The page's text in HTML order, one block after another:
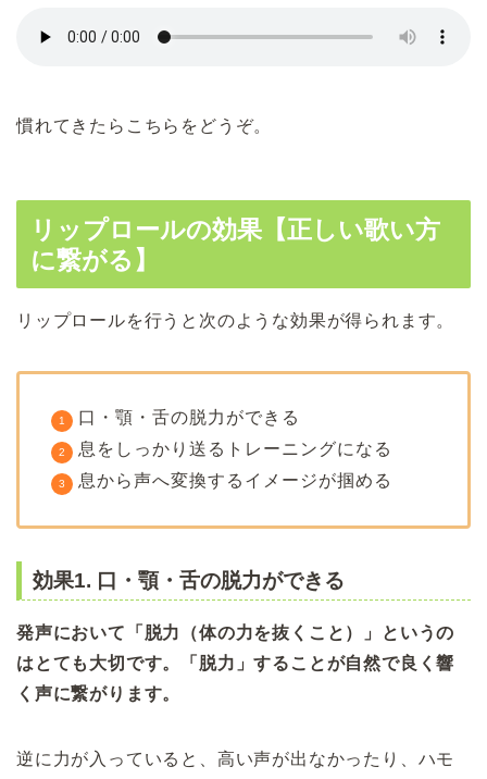
慣れてきたらこちらをどうぞ。
リップロールの効果【正しい歌い方
に繋がる】
リップロールを行うと次のような効果が得られます。
口・顎・舌の脱力ができる
息をしっかり送るトレーニングになる
息から声へ変換するイメージが掴める
効果1. 口・顎・舌の脱力ができる
発声において「脱力（体の力を抜くこと）」というの
はとても大切です。「脱力」することが自然で良く響
く声に繋がります。
逆に力が入っていると、高い声が出なかったり、ハモ